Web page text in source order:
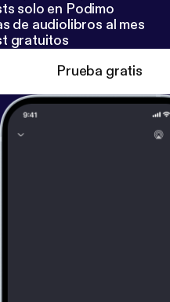
solo en Podimo
de audiolibros al mes
gratuitos
Prueba gratis